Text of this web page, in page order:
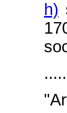
h)